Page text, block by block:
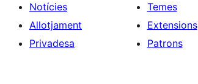
Notícies
Allotjament
Privadesa
Temes
Extensions
Patrons